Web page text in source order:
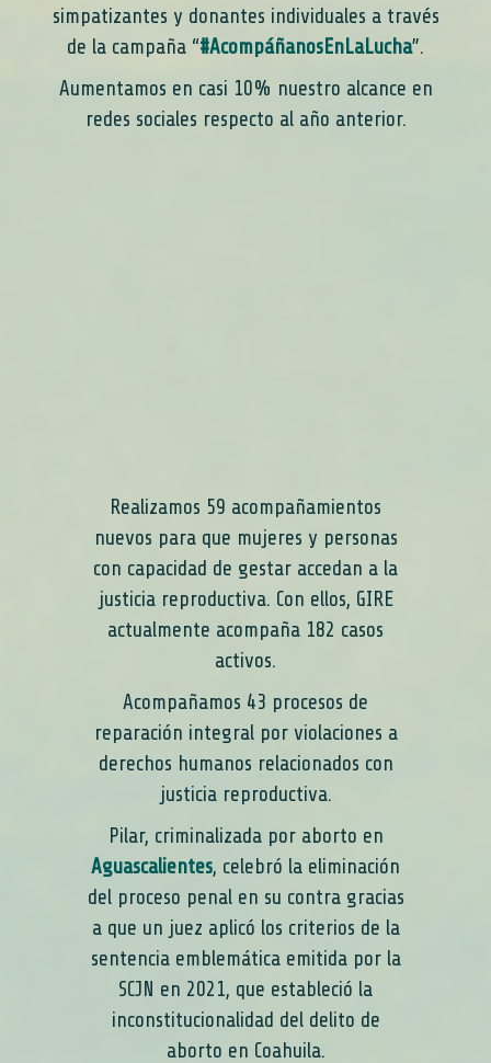
simpatizantes y donantes individuales a través
de la campaña “#AcompáñanosEnLaLucha”.
Aumentamos en casi 10% nuestro alcance en
redes sociales respecto al año anterior.
Realizamos 59 acompañamientos
nuevos para que mujeres y personas
con capacidad de gestar accedan a la
justicia reproductiva. Con ellos, GIRE
actualmente acompaña 182 casos
activos.
Acompañamos 43 procesos de
reparación integral por violaciones a
derechos humanos relacionados con
justicia reproductiva.
Pilar, criminalizada por aborto en
Aguascalientes, celebró la eliminación
del proceso penal en su contra gracias
a que un juez aplicó los criterios de la
sentencia emblemática emitida por la
SCJN en 2021, que estableció la
inconstitucionalidad del delito de
aborto en Coahuila.